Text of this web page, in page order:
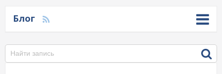
Блог